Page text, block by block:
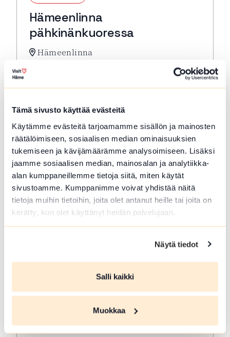
Tämä sivusto käyttää evästeitä
Käytämme evästeitä tarjoamamme sisällön ja mainosten
räätälöimiseen, sosiaalisen median ominaisuuksien
tukemiseen ja kävijämäärämme analysoimiseen. Lisäksi
jaamme sosiaalisen median, mainosalan ja analytiikka-
alan kumppaneillemme tietoja siitä, miten käytät
sivustoamme. Kumppanimme voivat yhdistää näitä
tietoja muihin tietoihin, joita olet antanut heille tai joita on
kerätty, kun olet käyttänyt heidän palvelujaan.
Näytä tiedot
Salli kaikki
Muokkaa
Hämeenlinna
pähkinänkuoressa
Hämeenlinna
Hämeenlinna pähkinänkuoressa -kompakti
kävelykierros. Lähtö: Toripuistosta kirkon
Lue lisää tapahtumasta Hämeenlinna
Hämeenlinna
pähkinänkuoressa
Hämeenlinna